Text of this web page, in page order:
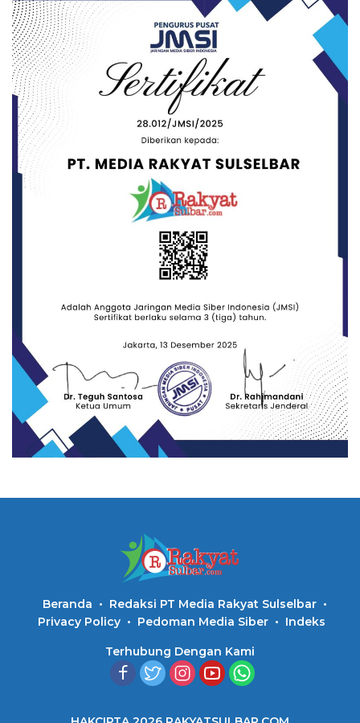
Beranda
Redaksi PT Media Rakyat Sulselbar
Privacy Policy
Pedoman Media Siber Indeks
Terhubung Dengan Kami